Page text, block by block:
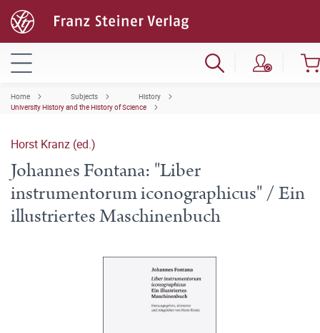
Home Subjects
History
University History and the History of Science
Horst Kranz (ed.)
Johannes Fontana: "Liber
instrumentorum iconographicus" / Ein
illustriertes Maschinenbuch